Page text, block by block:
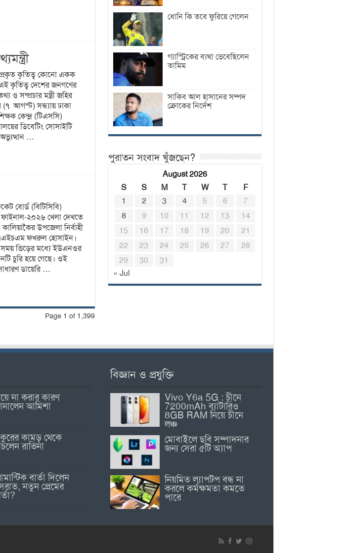
প্রকৃত কৃতিত্ব কোনো একক
এই কৃতিত্ব দেশের জনগণের
ও সম্প্রচার মন্ত্রী জহির
(৭ আগস্ট) সন্ধ্যায় ঢাকা
কেন্দ্র (টিএসসি)
ডিবেটিং সোসাইটি
…
বোর্ড (বিটিসিবি)
২০২৬ খেলা দেখতে
উপজেলা নির্বাহী
ফখরুল হোসাইন।
সময় ভিড়ের মধ্যে ইউএনওর
চুরি হয়ে গেছে। ওই
ডায়েরি …
Page 1 of 1,399
ধোনি কি তবে ফুরিয়ে গেলেন
গ্যাস্ট্রিকের ব্যথা ভেবেছিলেন
তামিম
সাকিব আল হাসানের সম্পদ
ক্রোকের নির্দেশ
পুরাতন সংবাদ খুঁজছেন?
August 2026
S
S M T W T
F
1
2 3 4 5 6
7
8
9 10 11 12 13
14
15
16 17 18 19 20
21
22
23 24 25 26 27
28
29
30
31
« Jul
না করার কারণ
আমিশা
কামড় থেকে
রাভিনা
বার্তা দিলেন
নতুন প্রেমের
বিজ্ঞান ও প্রযুক্তি
Vivo Y6a 5G : চীনে
7200mAh ব্যাটারিও
8GB RAM নিয়ে চীনে
লঞ্চ
মোবাইলে ছবি সম্পাদনার
জন্য সেরা ৫টি অ্যাপ
নিয়মিত ল্যাপটপ বন্ধ না
করলে কর্মক্ষমতা কমতে
পারে